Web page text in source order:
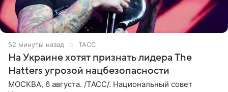
52 минуты назад ТАСС
На Украине хотят признать лидера The
Hatters угрозой нацбезопасности
МОСКВА, 6 августа. /ТАСС/. Национальный совет